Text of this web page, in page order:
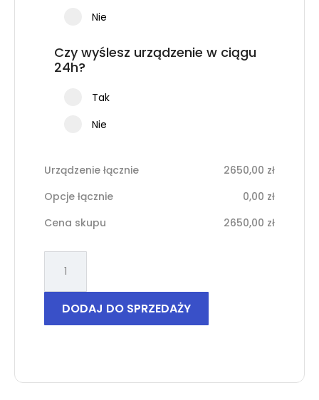
Nie
Czy wyślesz urządzenie w ciągu
24h?
Tak
Nie
Urządzenie łącznie 2650,00 zł
Opcje łącznie
0,00 zł
Cena skupu
2650,00 zł
iPhone
16
DODAJ DO SPRZEDAŻY